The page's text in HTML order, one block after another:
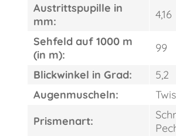
Austrittspupille in
mm:
4,16
Sehfeld auf 1000 m
(in m):
99
Blickwinkel in Grad:
5,2
Augenmuscheln:
Prismenart: